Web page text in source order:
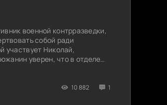
военной контрразведки,
собой ради
участвует Николай,
уверен, что в отделе
захочет его убить,
- главе 10 882 1